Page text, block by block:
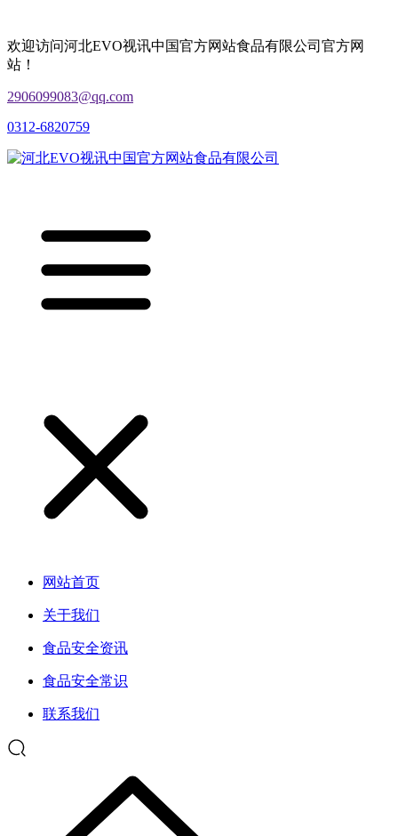
欢迎访问河北EVO视讯中国官方网站食品有限公司官方网
站！
2906099083@qq.com
0312-6820759
网站首页
关于我们
食品安全资讯
食品安全常识
联系我们